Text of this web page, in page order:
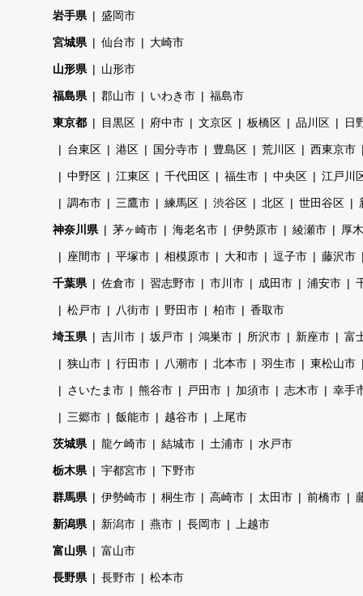
岩手県 盛岡市
宮城県 仙台市 大崎市
山形県 山形市
福島県 郡山市 いわき市 福島市
東京都 目黒区 府中市 文京区 板橋区 品川区 日
台東区 港区 国分寺市 豊島区 荒川区 西東京市
中野区 江東区 千代田区 福生市 中央区 江戸川
調布市 三鷹市 練馬区 渋谷区 北区 世田谷区
神奈川県 茅ヶ崎市 海老名市 伊勢原市 綾瀬市 厚
座間市 平塚市 相模原市 大和市 逗子市 藤沢市
千葉県 佐倉市 習志野市 市川市 成田市 浦安市
松戸市 八街市 野田市 柏市 香取市
埼玉県 吉川市 坂戸市 鴻巣市 所沢市 新座市 富
狭山市 行田市 八潮市 北本市 羽生市 東松山市
さいたま市 熊谷市 戸田市 加須市 志木市 幸手
三郷市 飯能市 越谷市 上尾市
茨城県 龍ケ崎市 結城市 土浦市 水戸市
栃木県 宇都宮市 下野市
群馬県 伊勢崎市 桐生市 高崎市 太田市 前橋市
新潟県 新潟市 燕市 長岡市 上越市
富山県 富山市
長野県 長野市 松本市